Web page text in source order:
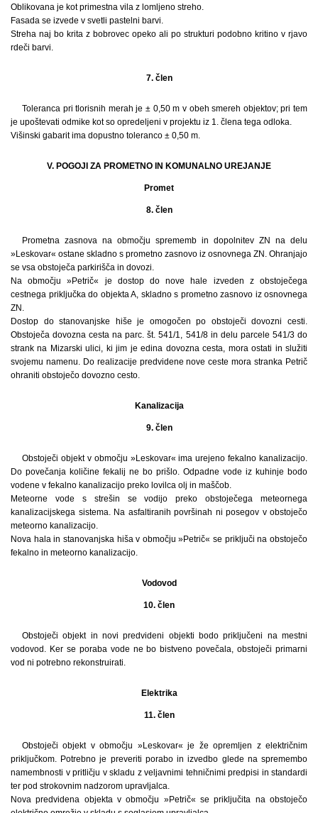
Oblikovana je kot primestna vila z lomljeno streho.
Fasada se izvede v svetli pastelni barvi.
Streha naj bo krita z bobrovec opeko ali po strukturi podobno kritino v rjavo
rdeči barvi.
7. člen
Toleranca pri tlorisnih merah je ± 0,50 m v obeh smereh objektov; pri tem
je upoštevati odmike kot so opredeljeni v projektu iz 1. člena tega odloka.
Višinski gabarit ima dopustno toleranco ± 0,50 m.
V. POGOJI ZA PROMETNO IN KOMUNALNO UREJANJE
Promet
8. člen
Prometna zasnova na območju sprememb in dopolnitev ZN na delu
»Leskovar« ostane skladno s prometno zasnovo iz osnovnega ZN. Ohranjajo
se vsa obstoječa parkirišča in dovozi.
Na območju »Petrič« je dostop do nove hale izveden z obstoječega
cestnega priključka do objekta A, skladno s prometno zasnovo iz osnovnega
ZN.
Dostop do stanovanjske hiše je omogočen po obstoječi dovozni cesti.
Obstoječa dovozna cesta na parc. št. 541/1, 541/8 in delu parcele 541/3 do
strank na Mizarski ulici, ki jim je edina dovozna cesta, mora ostati in služiti
svojemu namenu. Do realizacije predvidene nove ceste mora stranka Petrič
ohraniti obstoječo dovozno cesto.
Kanalizacija
9. člen
Obstoječi objekt v območju »Leskovar« ima urejeno fekalno kanalizacijo.
Do povečanja količine fekalij ne bo prišlo. Odpadne vode iz kuhinje bodo
vodene v fekalno kanalizacijo preko lovilca olj in maščob.
Meteorne vode s strešin se vodijo preko obstoječega meteornega
kanalizacijskega sistema. Na asfaltiranih površinah ni posegov v obstoječo
meteorno kanalizacijo.
Nova hala in stanovanjska hiša v območju »Petrič« se priključi na obstoječo
fekalno in meteorno kanalizacijo.
Vodovod
10. člen
Obstoječi objekt in novi predvideni objekti bodo priključeni na mestni
vodovod. Ker se poraba vode ne bo bistveno povečala, obstoječi primarni
vod ni potrebno rekonstruirati.
Elektrika
11. člen
Obstoječi objekt v območju »Leskovar« je že opremljen z električnim
priključkom. Potrebno je preveriti porabo in izvedbo glede na spremembo
namembnosti v pritličju v skladu z veljavnimi tehničnimi predpisi in standardi
ter pod strokovnim nadzorom upravljalca.
Nova predvidena objekta v območju »Petrič« se priključita na obstoječo